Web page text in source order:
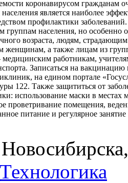
коронавирусом гражданам
является наиболее
профилактики заболеваний.
группам населения, но особенно
возраста, людям,
женщинам, а также лицам из
медицинским работникам,
Записаться на
на едином портале
122. Также защититься от
использование маски в местах
проветривание помещения,
питание и регулярное
Технологика